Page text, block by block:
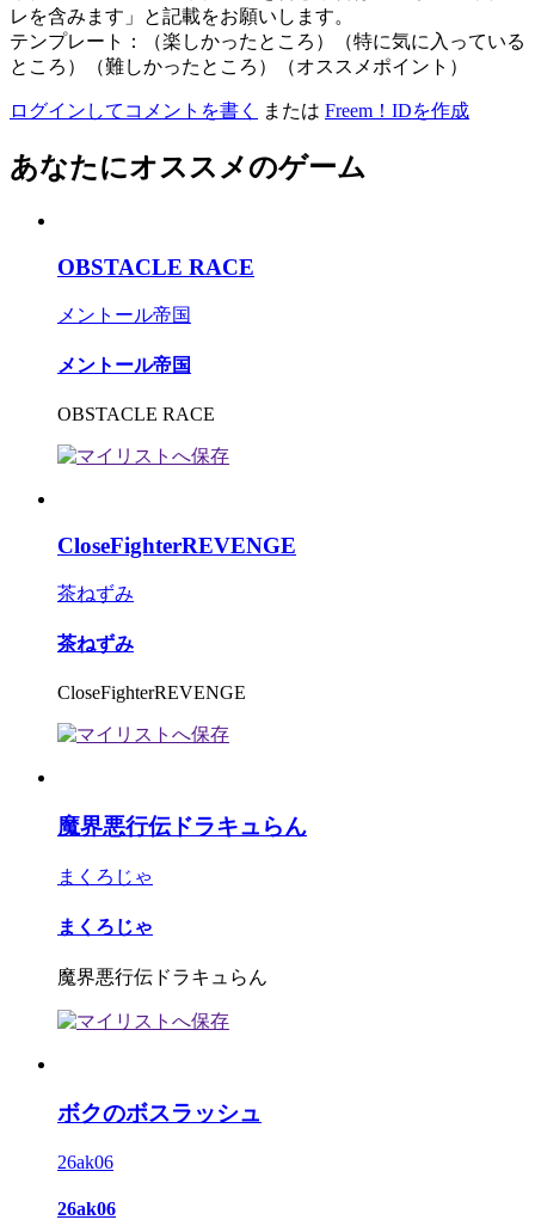
レを含みます」と記載をお願いします。
テンプレート：（楽しかったところ）（特に気に入っている
ところ）（難しかったところ）（オススメポイント）
ログインしてコメントを書く または Freem！IDを作成
あなたにオススメのゲーム
OBSTACLE RACE
メントール帝国
メントール帝国
OBSTACLE RACE
CloseFighterREVENGE
茶ねずみ
茶ねずみ
CloseFighterREVENGE
魔界悪行伝ドラキュらん
まくろじゃ
まくろじゃ
魔界悪行伝ドラキュらん
ボクのボスラッシュ
26ak06
26ak06